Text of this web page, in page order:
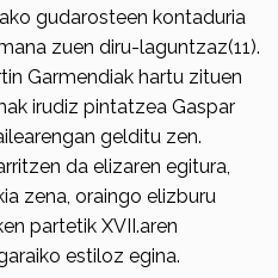
gudarosteen kontadu­ria
zuen diru-laguntzaz(11).
Garmendiak hartu zituen
irudiz pintat­zea Gaspar
gelditu zen.
da elizaren egitura,
zena, oraingo elizburu
partetik XVII.aren
estiloz egina.